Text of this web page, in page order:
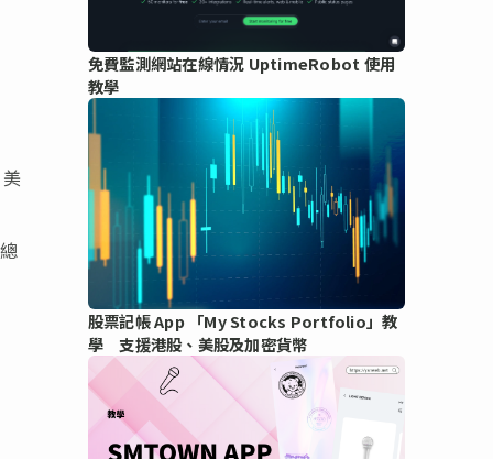
免費監測網站在線情況 UptimeRobot 使用
教學
股票記帳 App 「My Stocks Portfolio」教
學 支援港股、美股及加密貨幣